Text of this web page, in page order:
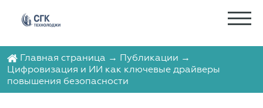
Главная страница → Публикации →
Цифровизация и ИИ как ключевые драйверы
повышения безопасности